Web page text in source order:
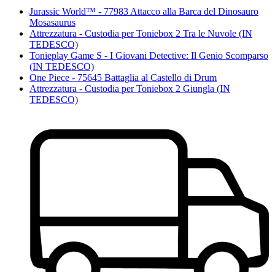
Jurassic World™ - 77983 Attacco alla Barca del Dinosauro
Mosasaurus
Attrezzatura - Custodia per Toniebox 2 Tra le Nuvole (IN
TEDESCO)
Tonieplay Game S - I Giovani Detective: Il Genio Scomparso
(IN TEDESCO)
One Piece - 75645 Battaglia al Castello di Drum
Attrezzatura - Custodia per Toniebox 2 Giungla (IN
TEDESCO)